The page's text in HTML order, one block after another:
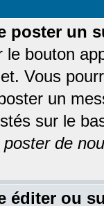
poster un
le bouton
Vous
un
sur le
poster de
éditer ou